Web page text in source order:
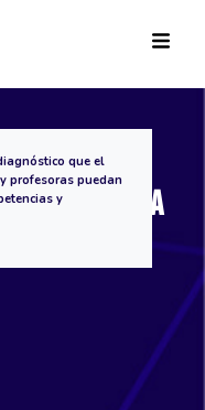
De
Para La
que el
profesoras puedan
y